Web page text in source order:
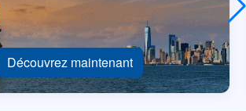
Découvrez maintenant